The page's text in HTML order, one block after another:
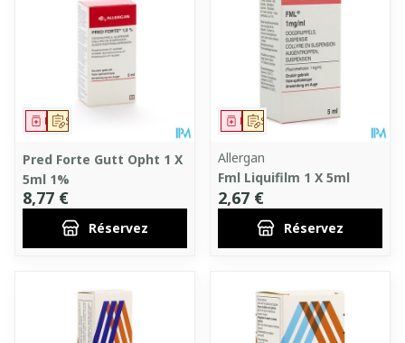
Sur prescription
Médicament
Pred Forte Gutt Opht 1 X
5ml 1%
8,77 €
Réservez
Sur prescription
Médicament
Allergan
Fml Liquifilm 1 X 5ml
2,67 €
Réservez